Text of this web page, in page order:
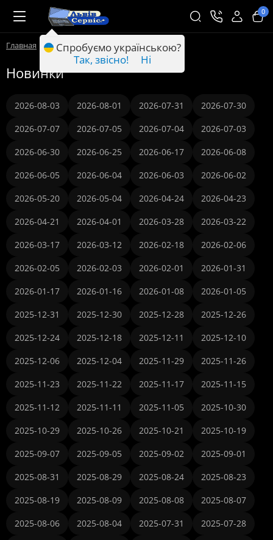
0
Главная Новинки
Новинки
2026-08-03 2026-08-01 2026-07-31
2026-07-30
2026-07-07
2026-07-05 2026-07-04
2026-07-03
2026-06-30
2026-06-25 2026-06-17
2026-06-08
2026-06-05
2026-06-04 2026-06-03
2026-06-02
2026-05-20
2026-05-04 2026-04-24
2026-04-23
2026-04-21
2026-04-01 2026-03-28
2026-03-22
2026-03-17
2026-03-12 2026-02-18
2026-02-06
2026-02-05
2026-02-03 2026-02-01
2026-01-31
2026-01-17
2026-01-16 2026-01-08
2026-01-05
2025-12-31
2025-12-30 2025-12-28
2025-12-26
2025-12-24
2025-12-18 2025-12-11
2025-12-10
2025-12-06
2025-12-04 2025-11-29
2025-11-26
2025-11-23
2025-11-22 2025-11-17
2025-11-15
2025-11-12
2025-11-11 2025-11-05
2025-10-30
2025-10-29
2025-10-26 2025-10-21
2025-10-19
2025-09-07
2025-09-05 2025-09-02
2025-09-01
2025-08-31
2025-08-29 2025-08-24
2025-08-23
2025-08-19
2025-08-09 2025-08-08
2025-08-07
2025-08-06
2025-08-04 2025-07-31
2025-07-28
Спробуємо українською?
Так, звісно!
Ні